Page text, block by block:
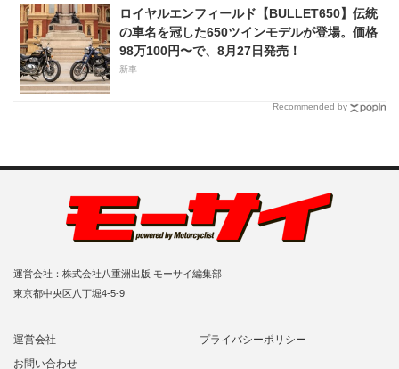
ロイヤルエンフィールド【BULLET650】伝統
の車名を冠した650ツインモデルが登場。価格
98万100円〜で、8月27日発売！
新車
Recommended by
運営会社：株式会社八重洲出版 モーサイ編集部
東京都中央区八丁堀4-5-9
運営会社
プライバシーポリシー
お問い合わせ